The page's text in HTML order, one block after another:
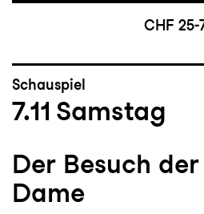
CHF 25-
Schauspiel
7.11 Samstag
Der Besuch
Dame